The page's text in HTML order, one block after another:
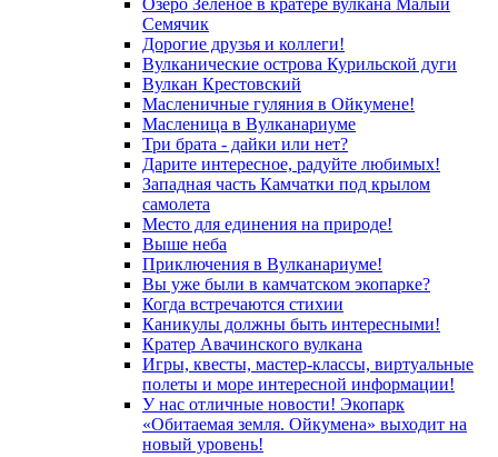
Озеро Зеленое в кратере вулкана Малый
Семячик
Дорогие друзья и коллеги!
Вулканические острова Курильской дуги
Вулкан Крестовский
Масленичные гуляния в Ойкумене!
Масленица в Вулканариуме
Три брата - дайки или нет?
Дарите интересное, радуйте любимых!
Западная часть Камчатки под крылом
самолета
Место для единения на природе!
Выше неба
Приключения в Вулканариуме!
Вы уже были в камчатском экопарке?
Когда встречаются стихии
Каникулы должны быть интересными!
Кратер Авачинского вулкана
Игры, квесты, мастер-классы, виртуальные
полеты и море интересной информации!
У нас отличные новости! Экопарк
«Обитаемая земля. Ойкумена» выходит на
новый уровень!